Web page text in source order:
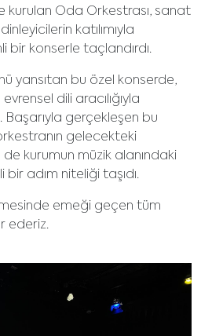
kurulan Oda Orkestrası, sanat
katılımıyla
bir konserle taçlandırdı.
yansıtan bu özel konserde,
dili aracılığıyla
gerçekleşen bu
gelecekteki
kurumun müzik alanındaki
bir adım niteliği taşıdı.
emeği geçen tüm
ederiz.